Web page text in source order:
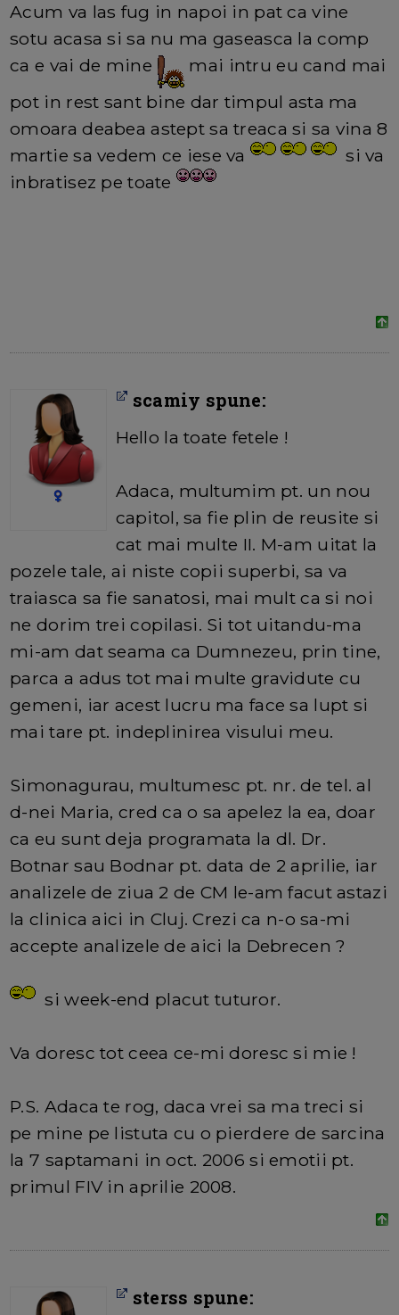
Acum va las fug in napoi in pat ca vine
sotu acasa si sa nu ma gaseasca la comp
ca e vai de mine
mai intru eu cand mai
pot in rest sant bine dar timpul asta ma
omoara deabea astept sa treaca si sa vina 8
martie sa vedem ce iese va
si va
inbratisez pe toate
scamiy spune:
Hello la toate fetele !
Adaca, multumim pt. un nou
capitol, sa fie plin de reusite si
cat mai multe II. M-am uitat la
pozele tale, ai niste copii superbi, sa va
traiasca sa fie sanatosi, mai mult ca si noi
ne dorim trei copilasi. Si tot uitandu-ma
mi-am dat seama ca Dumnezeu, prin tine,
parca a adus tot mai multe gravidute cu
gemeni, iar acest lucru ma face sa lupt si
mai tare pt. indeplinirea visului meu.
Simonagurau, multumesc pt. nr. de tel. al
d-nei Maria, cred ca o sa apelez la ea, doar
ca eu sunt deja programata la dl. Dr.
Botnar sau Bodnar pt. data de 2 aprilie, iar
analizele de ziua 2 de CM le-am facut astazi
la clinica aici in Cluj. Crezi ca n-o sa-mi
accepte analizele de aici la Debrecen ?
si week-end placut tuturor.
Va doresc tot ceea ce-mi doresc si mie !
P.S. Adaca te rog, daca vrei sa ma treci si
pe mine pe listuta cu o pierdere de sarcina
la 7 saptamani in oct. 2006 si emotii pt.
primul FIV in aprilie 2008.
sterss spune: